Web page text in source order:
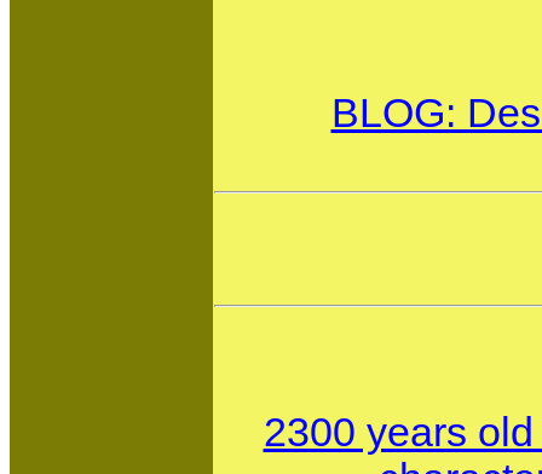
BLOG:
2300 years